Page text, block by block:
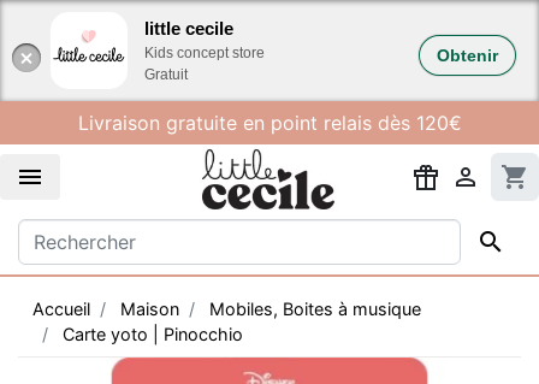
little cecile
Kids concept store
Gratuit
Obtenir
Livraison gratuite en point relais dès 120€
  shopping_cart

Accueil Maison
Mobiles, Boites à musique
Carte yoto | Pinocchio